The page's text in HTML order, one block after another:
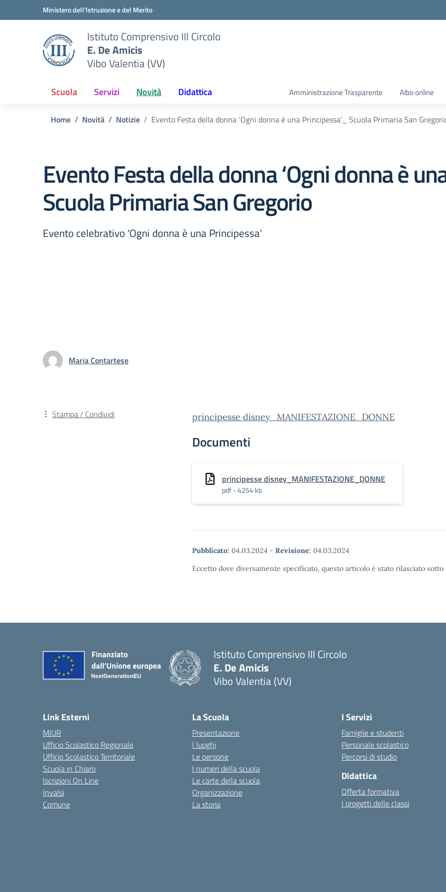
Vai ai contenuti
Vai al menu di navigazioneMinistero dell'Istruzione e del Merito
Istituto Comprensivo III Circolo
E. De Amicis
Vibo Valentia (VV)
Scuola Servizi Novità Didattica Amministrazione Trasparente Albo online
Home Novità Notizie Evento Festa della donna ‘Ogni donna è una Principessa’_ Scuola Primaria San
Evento Festa della donna ‘Ogni donna è
Scuola Primaria San Gregorio
Evento celebrativo 'Ogni donna è una Principessa'
Maria Contartese
principesse disney_MANIFESTAZIONE_DONNE
Documenti
principesse disney_MANIFESTAZIONE_DONNE
pdf - 4254 kb
Pubblicato: 04.03.2024 - Revisione: 04.03.2024
Eccetto dove diversamente specificato, questo articolo è stato rilasciato
Stampa / Condividi
Istituto Comprensivo III Circolo
E. De Amicis
Vibo Valentia (VV)
Link Esterni
MIUR
Ufficio Scolastico Regionale
Ufficio Scolastico Territoriale
Scuola in Chiaro
Iscrizioni On Line
Invalsi
Comune
La Scuola
Presentazione
I luoghi
Le persone
I numeri della scuola
Le carte della scuola
Organizzazione
La storia
I Servizi
Famiglie e studenti
Personale scolastico
Percorsi di studio
Didattica
Offerta formativa
I progetti delle classi